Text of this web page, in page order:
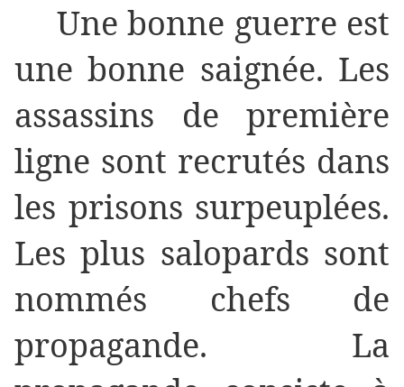
Une bonne guerre est
une bonne saignée. Les
assassins de première
ligne sont recrutés dans
les prisons surpeuplées.
Les plus salopards sont
nommés chefs de
propagande. La